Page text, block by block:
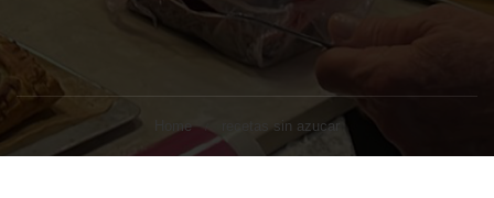
Home recetas sin azucar